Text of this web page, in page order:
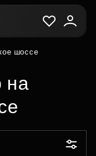
шоссе
на